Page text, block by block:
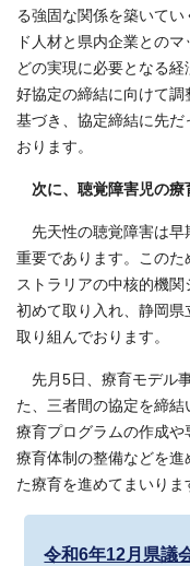
る強固な関係を築いて
ド人材と県内企業との
どの実現に必要となる
好協定の締結に向けて
基づき、協定締結に先
おります。
次に、聴覚障害児の療
先天性の聴覚障害は早
重要であります。この
ストラリアの中核的機
初めて取り入れ、静岡
取り組んでおります。
先月5日、療育モデル
た、三者間の協定を締
療育プログラムの作成
療育体制の整備などを
た療育を進めてまいりま
令和6年12月県議